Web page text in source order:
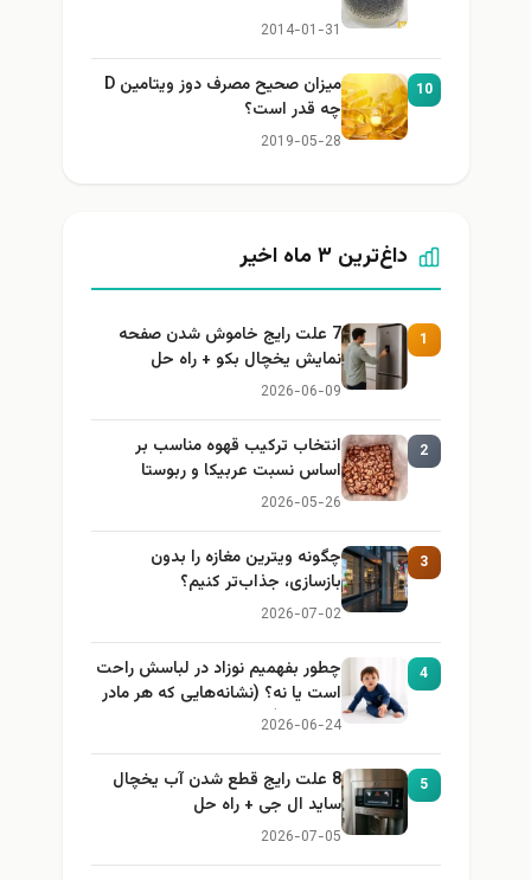
2014-01-31
10
میزان صحیح مصرف دوز ویتامین D
چه قدر است؟
2019-05-28
داغ‌ترین ۳ ماه اخیر
1
7 علت رایج خاموش شدن صفحه
نمایش یخچال بکو + راه حل
2026-06-09
2
انتخاب ترکیب قهوه مناسب بر
اساس نسبت عربیکا و ربوستا
2026-05-26
3
چگونه ویترین مغازه را بدون
بازسازی، جذاب‌تر کنیم؟
2026-07-02
4
چطور بفهمیم نوزاد در لباسش راحت
است یا نه؟ (نشانه‌هایی که هر مادر
باید بداند)
2026-06-24
5
8 علت رایج قطع شدن آب یخچال
ساید ال جی + راه حل
2026-07-05